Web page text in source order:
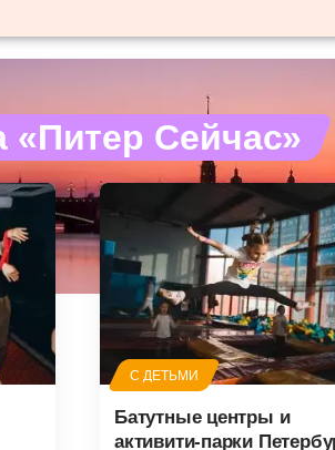
«Питер Сейчас»
С ДЕТЬМИ
Батутные центры и
активити-парки